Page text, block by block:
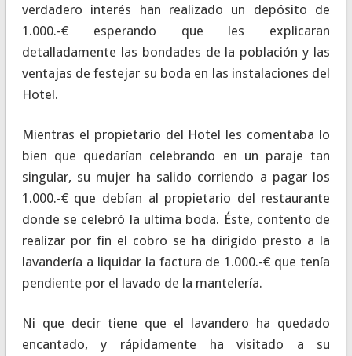
verdadero interés han realizado un depósito de
1.000.-€ esperando que les explicaran
detalladamente las bondades de la población y las
ventajas de festejar su boda en las instalaciones del
Hotel.
Mientras el propietario del Hotel les comentaba lo
bien que quedarían celebrando en un paraje tan
singular, su mujer ha salido corriendo a pagar los
1.000.-€ que debían al propietario del restaurante
donde se celebró la ultima boda. Éste, contento de
realizar por fin el cobro se ha dirigido presto a la
lavandería a liquidar la factura de 1.000.-€ que tenía
pendiente por el lavado de la mantelería.
Ni que decir tiene que el lavandero ha quedado
encantado, y rápidamente ha visitado a su